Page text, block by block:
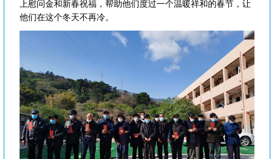
上慰问金和新春祝福，帮助他们度过一个温暖祥和的春节，让
他们在这个冬天不再冷。